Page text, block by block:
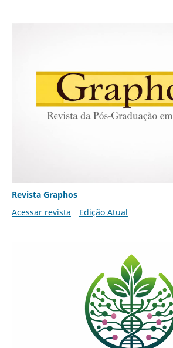
Revista Graphos
Acessar revista
Edição Atual